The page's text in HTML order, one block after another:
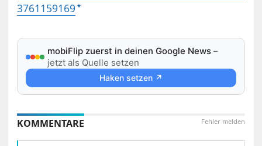
3761159169
mobiFlip zuerst in deinen Google News –
jetzt als Quelle setzen
Haken setzen ↗
Fehler melden
KOMMENTARE